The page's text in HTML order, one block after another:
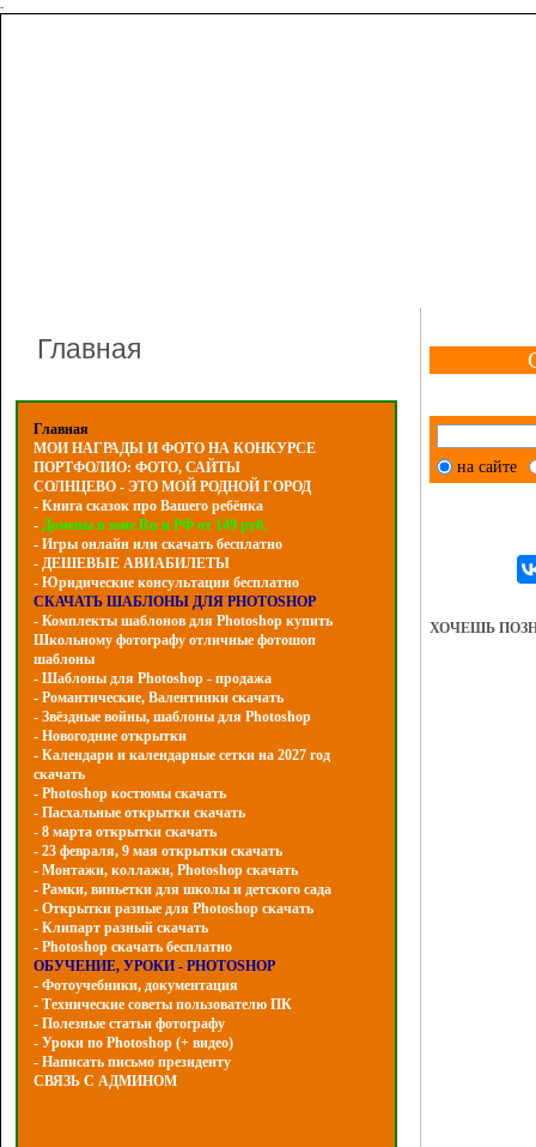
-
Главная
Главная
МОИ НАГРАДЫ И ФОТО НА КОНКУРСЕ
ПОРТФОЛИО: ФОТО, САЙТЫ
СОЛНЦЕВО - ЭТО МОЙ РОДНОЙ ГОРОД
- Книга сказок про Вашего ребёнка
- Домены в зоне Ru и РФ от 149 руб.
- Игры онлайн или скачать бесплатно
- ДЕШЕВЫЕ АВИАБИЛЕТЫ
- Юридические консультации бесплатно
СКАЧАТЬ ШАБЛОНЫ ДЛЯ PHOTOSHOP
- Комплекты шаблонов для Photoshop купить
Школьному фотографу отличные фотошоп
шаблоны
- Шаблоны для Photoshop - продажа
- Романтические, Валентинки скачать
- Звёздные войны, шаблоны для Photoshop
- Hовогодние открытки
- Календари и календарные сетки на 2027 год
скачать
- Photoshop костюмы скачать
- Пасхальные открытки скачать
- 8 марта открытки скачать
- 23 февраля, 9 мая открытки скачать
- Монтажи, коллажи, Photoshop скачать
- Рамки, виньетки для школы и детского сада
- Открытки разные для Photoshop скачать
- Клипарт разный скачать
- Photoshop скачать бесплатно
ОБУЧЕНИЕ, УРОКИ - PHOTOSHOP
- Фотоучебники, документация
- Технические советы пользователю ПК
- Полезные статьи фотографу
- Уроки по Photoshop (+ видео)
- Написать письмо президенту
СВЯЗЬ С АДМИНОМ
на сайте
ХОЧЕШЬ